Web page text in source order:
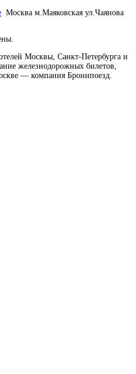
Москва м.Маяковская ул.Чаянова
Москвы, Санкт-Петербурга и
железнодорожных билетов,
— компания Бронипоезд.